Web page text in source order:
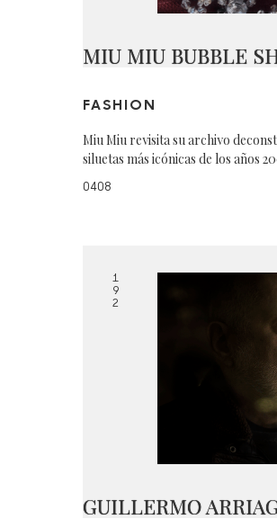
MIU MIU BUBBLE
FASHION
Miu Miu revisita su archivo
siluetas más icónicas de los años
0408
1
9
2
GUILLERMO